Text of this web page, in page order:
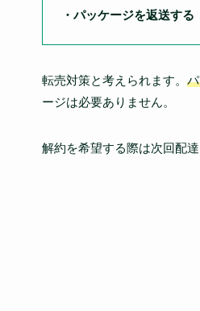
・パッケージを返送する
転売対策と考えられます。
ージは必要ありません。
解約を希望する際は次回配